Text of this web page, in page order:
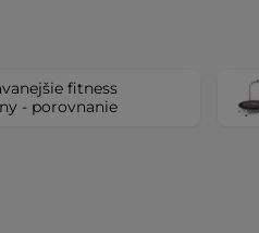
fitness
- porovnanie